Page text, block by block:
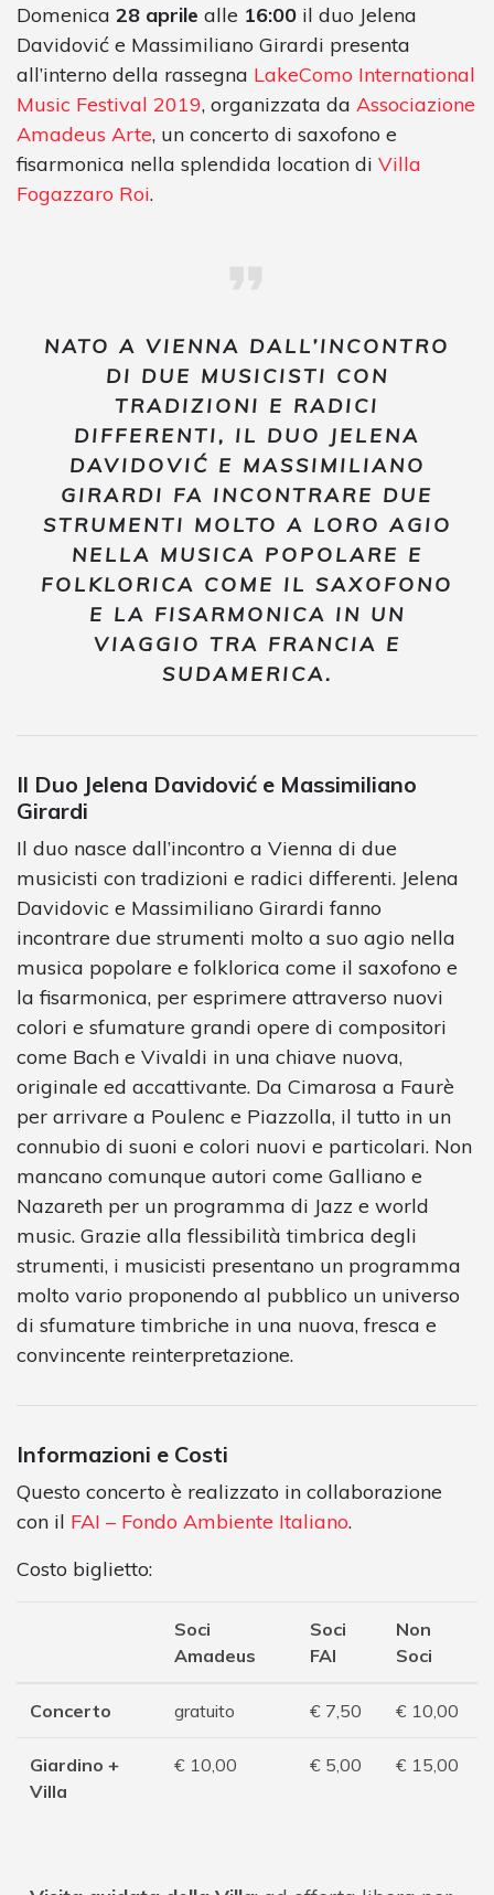
Domenica 28 aprile alle 16:00 il duo Jelena
Davidović e Massimiliano Girardi presenta
all’interno della rassegna LakeComo International
Music Festival 2019, organizzata da Associazione
Amadeus Arte, un concerto di saxofono e
fisarmonica nella splendida location di Villa
Fogazzaro Roi.
NATO A VIENNA DALL’INCONTRO
DI DUE MUSICISTI CON
TRADIZIONI E RADICI
DIFFERENTI, IL DUO JELENA
DAVIDOVIĆ E MASSIMILIANO
GIRARDI FA INCONTRARE DUE
STRUMENTI MOLTO A LORO AGIO
NELLA MUSICA POPOLARE E
FOLKLORICA COME IL SAXOFONO
E LA FISARMONICA IN UN
VIAGGIO TRA FRANCIA E
SUDAMERICA.
Il Duo Jelena Davidović e Massimiliano
Girardi
Il duo nasce dall’incontro a Vienna di due
musicisti con tradizioni e radici differenti. Jelena
Davidovic e Massimiliano Girardi fanno
incontrare due strumenti molto a suo agio nella
musica popolare e folklorica come il saxofono e
la fisarmonica, per esprimere attraverso nuovi
colori e sfumature grandi opere di compositori
come Bach e Vivaldi in una chiave nuova,
originale ed accattivante. Da Cimarosa a Faurè
per arrivare a Poulenc e Piazzolla, il tutto in un
connubio di suoni e colori nuovi e particolari. Non
mancano comunque autori come Galliano e
Nazareth per un programma di Jazz e world
music. Grazie alla flessibilità timbrica degli
strumenti, i musicisti presentano un programma
molto vario proponendo al pubblico un universo
di sfumature timbriche in una nuova, fresca e
convincente reinterpretazione.
Informazioni e Costi
Questo concerto è realizzato in collaborazione
con il FAI – Fondo Ambiente Italiano.
Costo biglietto:
Soci
Amadeus
Soci
FAI
Non
Soci
Concerto gratuito € 7,50 € 10,00
Giardino +
Villa
€ 10,00 € 5,00 € 15,00